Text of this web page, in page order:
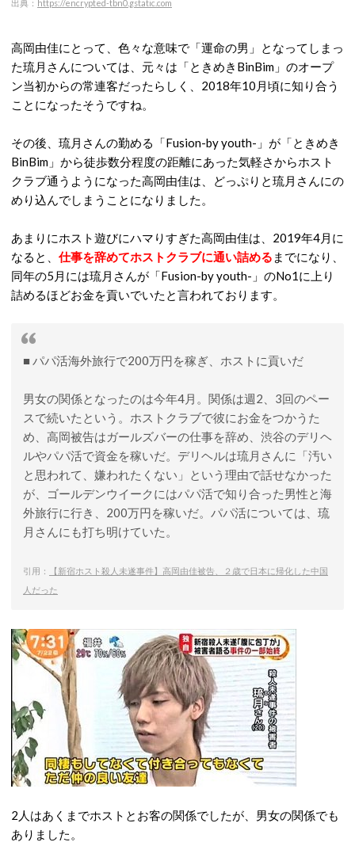
出典： https://encrypted-tbn0.gstatic.com
高岡由佳にとって、色々な意味で「運命の男」となってしまっ
た琉月さんについては、元々は「ときめきBinBim」のオープ
ン当初からの常連客だったらしく、2018年10月頃に知り合う
ことになったそうですね。
その後、琉月さんの勤める「Fusion-by youth-」が「ときめき
BinBim」から徒歩数分程度の距離にあった気軽さからホスト
クラブ通うようになった高岡由佳は、どっぷりと琉月さんにの
めり込んでしまうことになりました。
あまりにホスト遊びにハマりすぎた高岡由佳は、2019年4月に
なると、 仕事を辞めてホストクラブに通い詰める までになり、
同年の5月には琉月さんが「Fusion-by youth-」のNo1に上り
詰めるほどお金を貢いでいたと言われております。
■ パパ活海外旅行で200万円を稼ぎ、ホストに貢いだ
男女の関係となったのは今年4月。関係は週2、3回のペー
スで続いたという。ホストクラブで彼にお金をつかうた
め、高岡被告はガールズバーの仕事を辞め、渋谷のデリヘ
ルやパパ活で資金を稼いだ。デリヘルは琉月さんに「汚い
と思われて、嫌われたくない」という理由で話せなかった
が、ゴールデンウイークにはパパ活で知り合った男性と海
外旅行に行き、200万円を稼いだ。パパ活については、琉
月さんにも打ち明けていた。
引用：
【新宿ホスト殺人未遂事件】高岡由佳被告、２歳で日本に帰化した中国
人だった
2人はあくまでホストとお客の関係でしたが、男女の関係でも
ありました。